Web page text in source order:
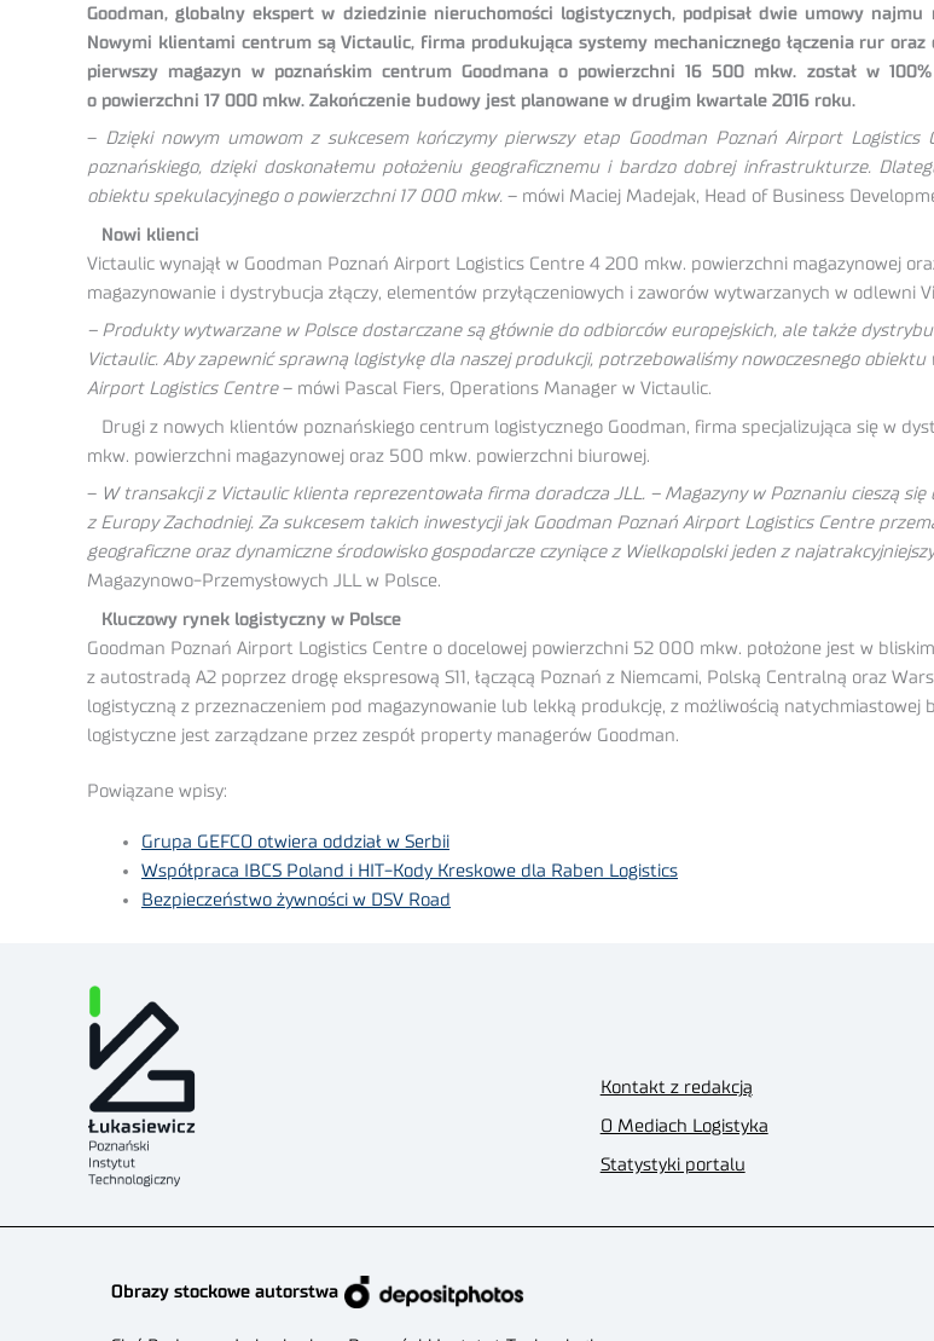
Goodman, globalny ekspert w dziedzinie nieruchomości logistycznych, podpisał dwie umowy
Nowymi klientami centrum są Victaulic, firma produkująca systemy mechanicznego łączenia rur
pierwszy magazyn w poznańskim centrum Goodmana o powierzchni 16 500 mkw. został w
o powierzchni 17 000 mkw. Zakończenie budowy jest planowane w drugim kwartale 2016 roku.
– Dzięki nowym umowom z sukcesem kończymy pierwszy etap Goodman Poznań Airport
poznańskiego, dzięki doskonałemu położeniu geograficznemu i bardzo dobrej infrastrukturze.
obiektu spekulacyjnego o powierzchni 17 000 mkw. – mówi Maciej Madejak, Head of Business
Nowi klienci
Victaulic wynajął w Goodman Poznań Airport Logistics Centre 4 200 mkw. powierzchni magazynowej
magazynowanie i dystrybucja złączy, elementów przyłączeniowych i zaworów wytwarzanych w odlewni
– Produkty wytwarzane w Polsce dostarczane są głównie do odbiorców europejskich, ale także
Victaulic. Aby zapewnić sprawną logistykę dla naszej produkcji, potrzebowaliśmy nowoczesnego
Airport Logistics Centre– mówi Pascal Fiers, Operations Manager w Victaulic.
Drugi z nowych klientów poznańskiego centrum logistycznego Goodman, firma specjalizująca się w
mkw. powierzchni magazynowej oraz 500 mkw. powierzchni biurowej.
– W transakcji z Victaulic klienta reprezentowała firma doradcza JLL. – Magazyny w Poznaniu cieszą
z Europy Zachodniej. Za sukcesem takich inwestycji jak Goodman Poznań Airport Logistics Centre
geograficzne oraz dynamiczne środowisko gospodarcze czyniące z Wielkopolski jeden z
Magazynowo-Przemysłowych JLL w Polsce.
Kluczowy rynek logistyczny w Polsce
Goodman Poznań Airport Logistics Centre o docelowej powierzchni 52 000 mkw. położone jest w
z autostradą A2 poprzez drogę ekspresową S11, łączącą Poznań z Niemcami, Polską Centralną oraz
logistyczną z przeznaczeniem pod magazynowanie lub lekką produkcję, z możliwością
logistyczne jest zarządzane przez zespół property managerów Goodman.
Powiązane wpisy:
Grupa GEFCO otwiera oddział w Serbii
Współpraca IBCS Poland i HIT-Kody Kreskowe dla Raben Logistics
Bezpieczeństwo żywności w DSV Road
Kontakt z redakcją
O Mediach Logistyka
Statystyki portalu
Obrazy stockowe autorstwa